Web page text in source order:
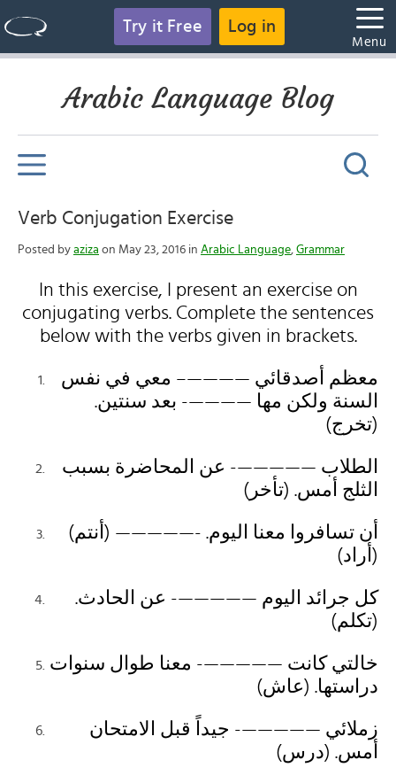
Try it Free Log in
Menu
Arabic Language Blog
Verb Conjugation Exercise
Posted by aziza on May 23, 2016 in Arabic Language, Grammar
In this exercise, I present an exercise on
conjugating verbs. Complete the sentences
below with the verbs given in brackets.
معظم أصدقائي ————– معي في نفس
السنة ولكن مها ————- بعد سنتين.
(تخرج)
الطلاب —————- عن المحاضرة بسبب
الثلج أمس. (تأخر)
(أنتم) —————- أن تسافروا معنا اليوم.
(أراد)
كل جرائد اليوم —————- عن الحادث.
(تكلم)
خالتي كانت —————- معنا طوال سنوات
دراستها. (عاش)
زملائي —————- جيداً قبل الامتحان
أمس. (درس)